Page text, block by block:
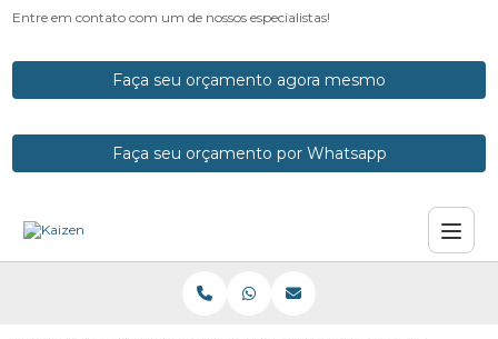
Entre em contato com um de nossos especialistas!
Faça seu orçamento agora mesmo
Faça seu orçamento por Whatsapp